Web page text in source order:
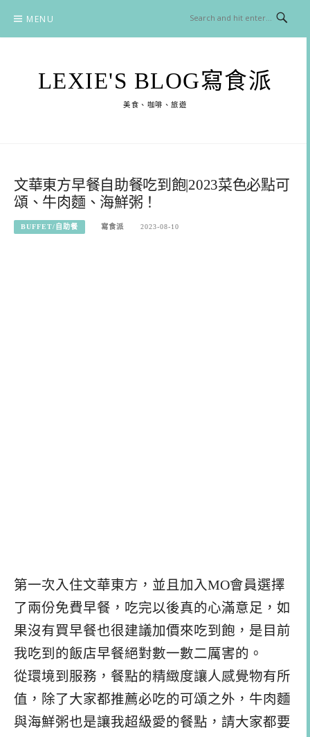
content
MENU
LEXIE'S BLOG寫食派
美食、咖啡、旅遊
文華東方早餐自助餐吃到飽|2023菜色必點可
頌、牛肉麵、海鮮粥！
BUFFET/自助餐 寫食派 2023-08-10
第一次入住文華東方，並且加入MO會員選擇
了兩份免費早餐，吃完以後真的心滿意足，如
果沒有買早餐也很建議加價來吃到飽，是目前
我吃到的飯店早餐絕對數一數二厲害的。
從環境到服務，餐點的精緻度讓人感覺物有所
值，除了大家都推薦必吃的可頌之外，牛肉麵
與海鮮粥也是讓我超級愛的餐點，請大家都要